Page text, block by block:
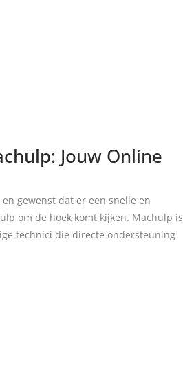
Jouw Online
gewenst dat er een snelle en
om de hoek komt kijken. Machulp is
technici die directe ondersteuning